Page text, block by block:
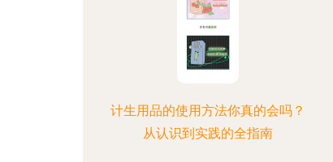
计生用品的使用方法你真的会吗？
从认识到实践的全指南